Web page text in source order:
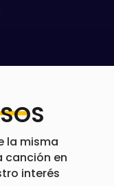
la misma
canción en
interés